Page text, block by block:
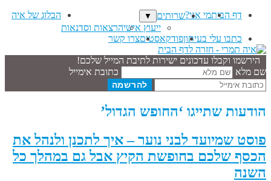
דף הביתמי אני?שרותים ▼
ייעוץ אישיהרצאות וסדנאות
הבלוג של איה
כתבו עלי בעיתוןפודקאסטיםצרו קשר
הירשמו וקבלו עדכונים ישירות לתיבת המייל שלכם!
שם מלא
כתובת אימייל
הודעות שתייגו ‘החופש הגדול’
פוסט שמיועד לבני נוער – איך לתכנן ולנהל את
הכסף שלכם בחופשת הקיץ אבל גם במהלך כל
השנה